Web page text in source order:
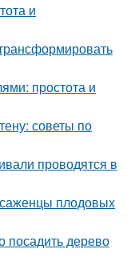
и
простота и
советы по
проводятся в
саженцы плодовых
посадить дерево